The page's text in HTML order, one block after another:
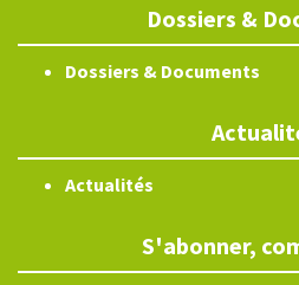
Dossiers &
Dossiers & Documents
Actualités
S'abonner,